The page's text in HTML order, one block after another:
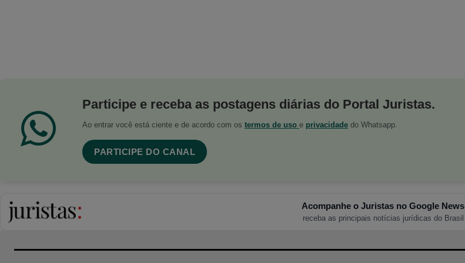
Participe e receba as postagens diárias do Portal Juristas.
Ao entrar você está ciente e de acordo com os termos de uso e privacidade do Whatsapp.
PARTICIPE DO CANAL
Acompanhe o Juristas no Google News
receba as principais notícias jurídicas do Brasil